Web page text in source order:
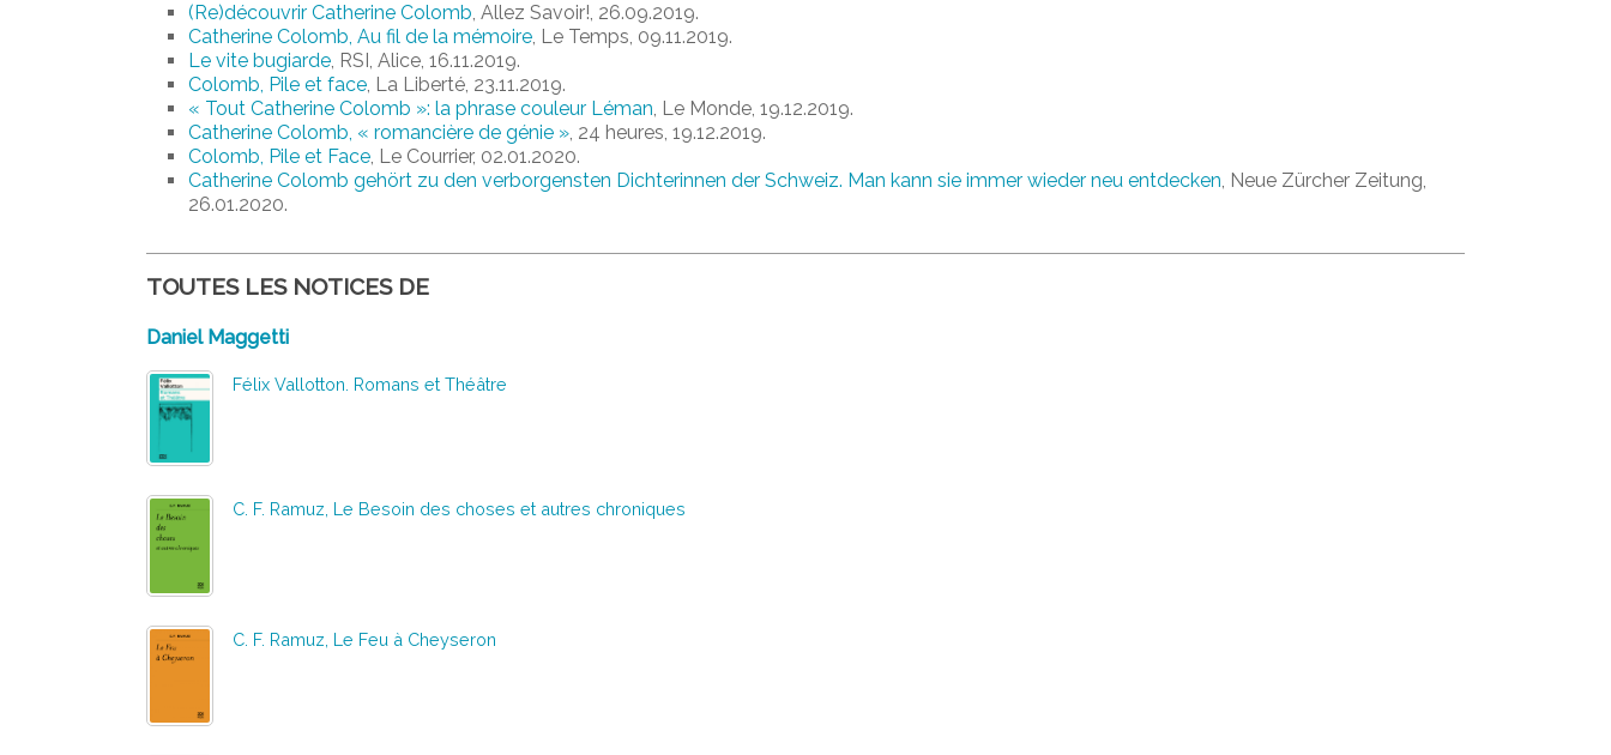
(Re)découvrir Catherine Colomb, Allez Savoir!, 26.09.2019.
Catherine Colomb, Au fil de la mémoire, Le Temps, 09.11.2019.
Le vite bugiarde, RSI, Alice, 16.11.2019.
Colomb, Pile et face, La Liberté, 23.11.2019.
« Tout Catherine Colomb »: la phrase couleur Léman, Le Monde, 19.12.2019.
Catherine Colomb, « romancière de génie », 24 heures, 19.12.2019.
Colomb, Pile et Face, Le Courrier, 02.01.2020.
Catherine Colomb gehört zu den verborgensten Dichterinnen der Schweiz. Man kann sie immer wieder neu entdecken, Neue Zürcher Zeitung,
26.01.2020.
TOUTES LES NOTICES DE
Daniel Maggetti
Félix Vallotton. Romans et Théâtre
C. F. Ramuz, Le Besoin des choses et autres chroniques
C. F. Ramuz, Le Feu à Cheyseron